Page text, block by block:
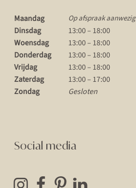
Maandag Op afspraak aanwezig
Dinsdag
13:00 – 18:00
Woensdag
13:00 – 18:00
Donderdag
13:00 – 18:00
Vrijdag
13:00 – 18:00
Zaterdag
13:00 – 17:00
Zondag
Gesloten
Social media